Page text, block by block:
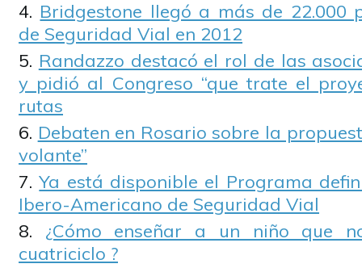
Bridgestone llegó a más de 22.000
de Seguridad Vial en 2012
Randazzo destacó el rol de las
y pidió al Congreso “que trate el
rutas
Debaten en Rosario sobre la
volante”
Ya está disponible el Programa
Ibero-Americano de Seguridad Vial
¿Cómo enseñar a un niño que
cuatriciclo ?